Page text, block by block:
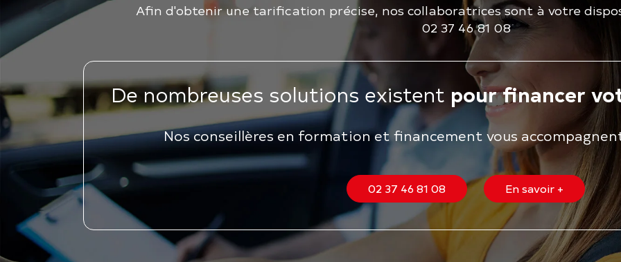
Afin d'obtenir une tarification précise, nos collaboratrices sont à votre
02 37 46 81 08
De nombreuses solutions existent pour financer
Nos conseillères en formation et financement vous
02 37 46 81 08 En savoir +